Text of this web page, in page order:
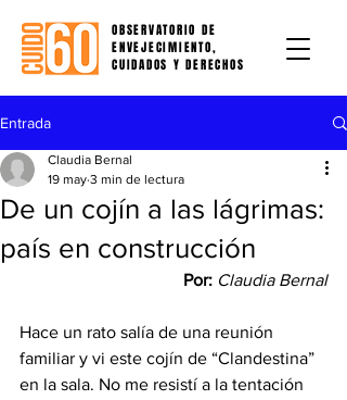
OBSERVATORIO DE
ENVEJECIMIENTO,
CUIDADOS Y DERECHOS
Entrada
De un cojín a las lágrimas:
país en construcción
Claudia Bernal
19 may 3 min de lectura
Por: Claudia Bernal
Hace un rato salía de una reunión
familiar y vi este cojín de “Clandestina”
en la sala. No me resistí a la tentación